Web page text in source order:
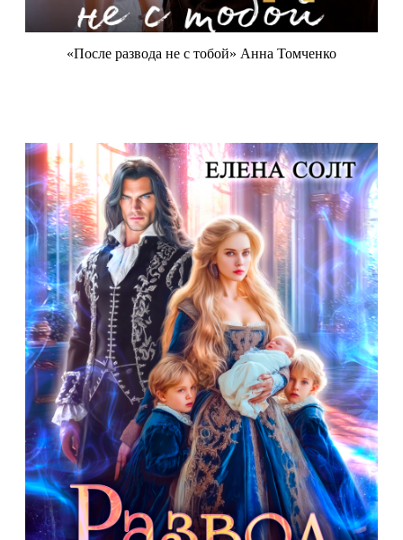
«После развода не с тобой» Анна Томченко